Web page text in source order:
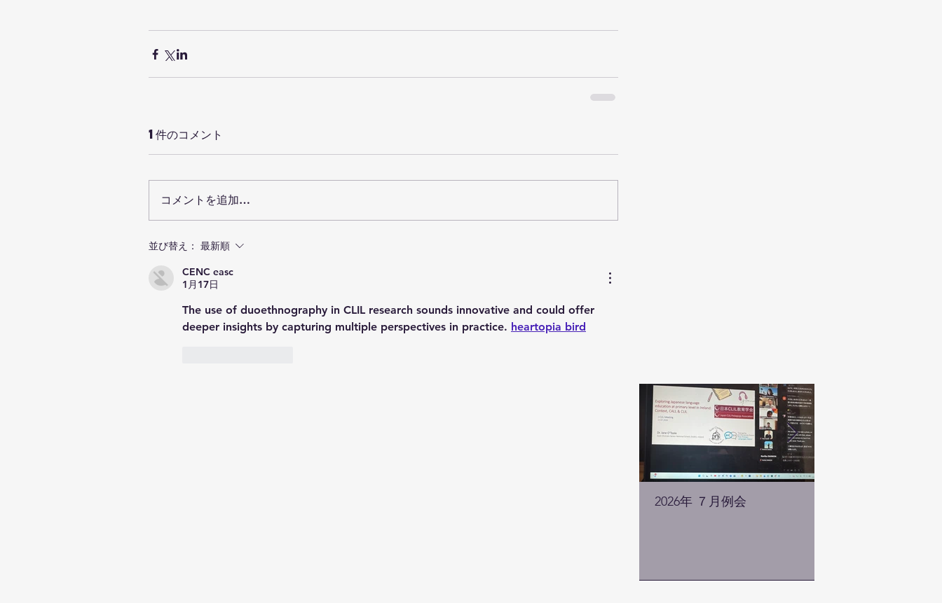
1件のコメント
コメントを追加…
並び替え： 最新順
CENC easc
1月17日
The use of duoethnography in CLIL research sounds innovative and could offer
deeper insights by capturing multiple perspectives in practice. heartopia bird
2026年 ７月例会